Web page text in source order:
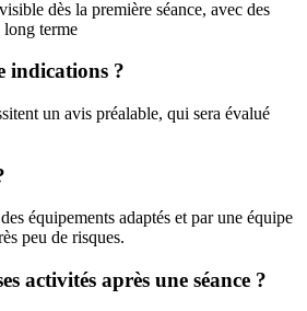
dès la première séance, avec des
long terme
indications ?
un avis préalable, qui sera évalué
équipements adaptés et par une équipe
peu de risques.
activités après une séance ?